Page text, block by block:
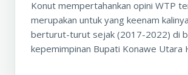
Konut mempertahankan opini WTP
merupakan untuk yang keenam
berturut-turut sejak (2017-2022) di
kepemimpinan Bupati Konawe Utara